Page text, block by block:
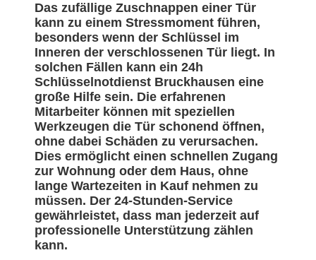
Das zufällige Zuschnappen einer Tür
kann zu einem Stressmoment führen,
besonders wenn der Schlüssel im
Inneren der verschlossenen Tür liegt. In
solchen Fällen kann ein 24h
Schlüsselnotdienst Bruckhausen eine
große Hilfe sein. Die erfahrenen
Mitarbeiter können mit speziellen
Werkzeugen die Tür schonend öffnen,
ohne dabei Schäden zu verursachen.
Dies ermöglicht einen schnellen Zugang
zur Wohnung oder dem Haus, ohne
lange Wartezeiten in Kauf nehmen zu
müssen. Der 24-Stunden-Service
gewährleistet, dass man jederzeit auf
professionelle Unterstützung zählen
kann.